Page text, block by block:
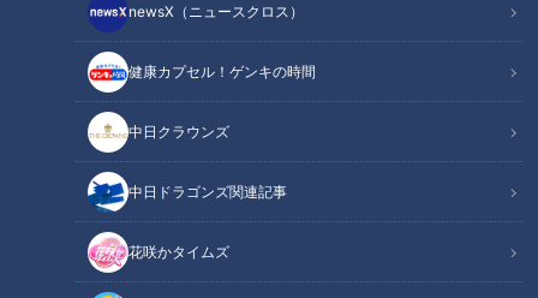
newsX（ニュースクロス）
健康カプセル！ゲンキの時間
中日クラウンズ
中日ドラゴンズ関連記事
花咲かタイムズ